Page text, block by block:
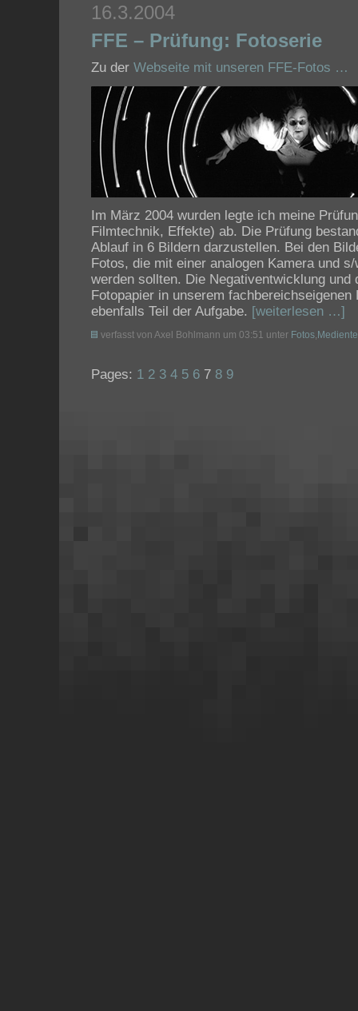
16.3.2004
FFE – Prüfung: Fotoserie
Zu der Webseite mit unseren FFE-Fotos …
Im März 2004 wurden legte ich meine
Filmtechnik, Effekte) ab. Die Prüfung
Ablauf in 6 Bildern darzustellen. Bei den
Fotos, die mit einer analogen Kamera und
werden sollten. Die Negativentwicklung und
Fotopapier in unserem fachbereichseigenen
ebenfalls Teil der Aufgabe. [weiterlesen …]
verfasst von Axel Bohlmann um 03:51 unter Fotos
Pages: 1 2 3 4 5 6 7 8 9